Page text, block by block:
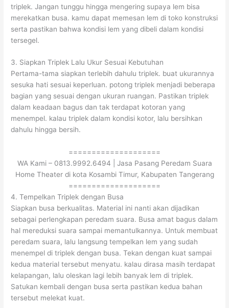
triplek. Jangan tunggu hingga mengering supaya lem bisa
merekatkan busa. kamu dapat memesan lem di toko konstruksi
serta pastikan bahwa kondisi lem yang dibeli dalam kondisi
tersegel.
3. Siapkan Triplek Lalu Ukur Sesuai Kebutuhan
Pertama-tama siapkan terlebih dahulu triplek. buat ukurannya
sesuka hati sesuai keperluan. potong triplek menjadi beberapa
bagian yang sesuai dengan ukuran ruangan. Pastikan triplek
dalam keadaan bagus dan tak terdapat kotoran yang
menempel. kalau triplek dalam kondisi kotor, lalu bersihkan
dahulu hingga bersih.
====================
WA Kami – 0813.9992.6494 | Jasa Pasang Peredam Suara
Home Theater di kota Kosambi Timur, Kabupaten Tangerang
====================
4. Tempelkan Triplek dengan Busa
Siapkan busa berkualitas. Material ini nanti akan dijadikan
sebagai perlengkapan peredam suara. Busa amat bagus dalam
hal mereduksi suara sampai memantulkannya. Untuk membuat
peredam suara, lalu langsung tempelkan lem yang sudah
menempel di triplek dengan busa. Tekan dengan kuat sampai
kedua material tersebut menyatu. kalau dirasa masih terdapat
kelapangan, lalu oleskan lagi lebih banyak lem di triplek.
Satukan kembali dengan busa serta pastikan kedua bahan
tersebut melekat kuat.